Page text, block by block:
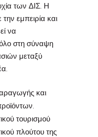
των ΔΙΣ. Η
την εμπειρία και
να
στη σύναψη
μεταξύ
και
τουρισμού
πλούτου της